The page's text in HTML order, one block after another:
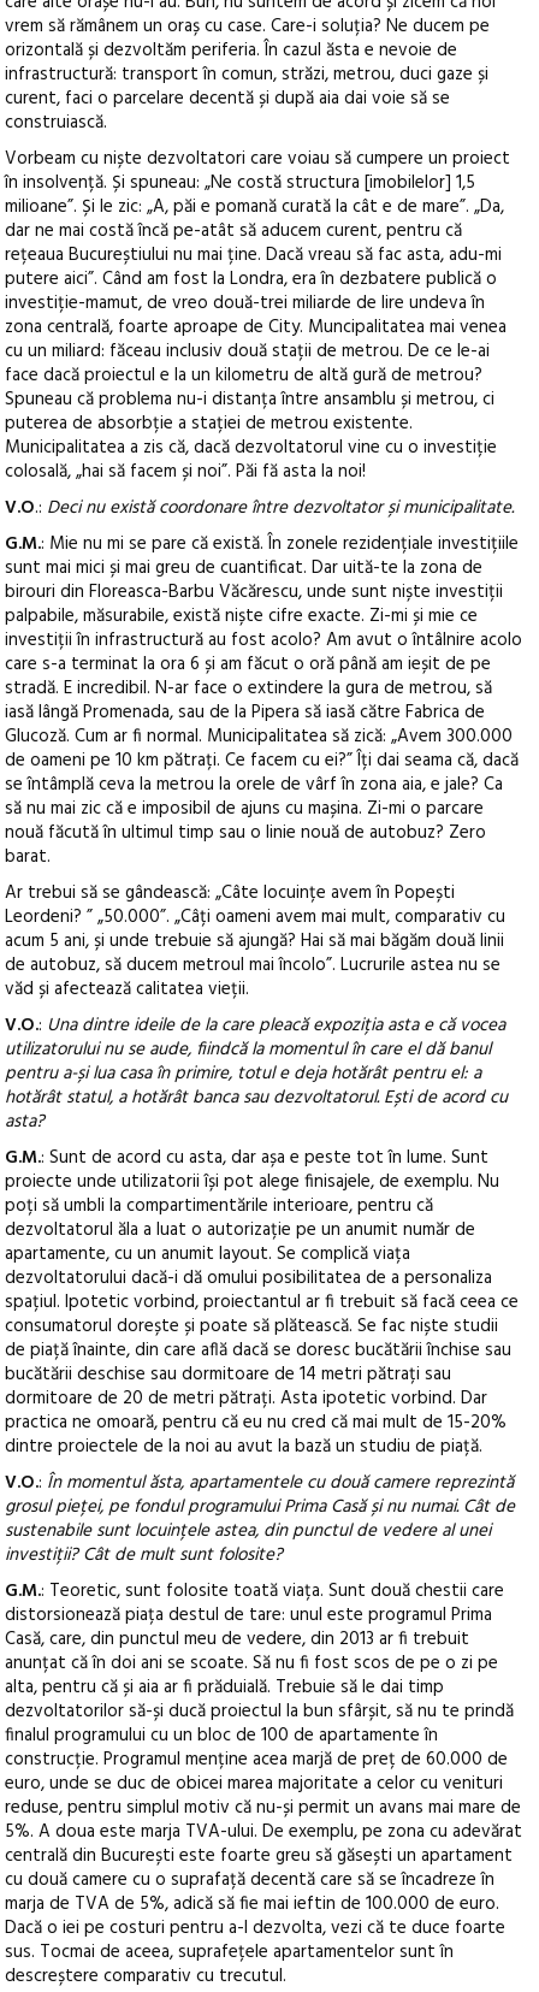
vrem să rămânem un oraș cu case. Care-i soluția? Ne ducem pe
orizontală și dezvoltăm periferia. În cazul ăsta e nevoie de
infrastructură: transport în comun, străzi, metrou, duci gaze și
curent, faci o parcelare decentă și după aia dai voie să se
construiască.
Vorbeam cu niște dezvoltatori care voiau să cumpere un proiect
în insolvență. Și spuneau: „Ne costă structura [imobilelor] 1,5
milioane”. Și le zic: „A, păi e pomană curată la cât e de mare”. „Da,
dar ne mai costă încă pe-atât să aducem curent, pentru că
rețeaua Bucureștiului nu mai ține. Dacă vreau să fac asta, adu-mi
putere aici”. Când am fost la Londra, era în dezbatere publică o
investiție-mamut, de vreo două-trei miliarde de lire undeva în
zona centrală, foarte aproape de City. Muncipalitatea mai venea
cu un miliard: făceau inclusiv două stații de metrou. De ce le-ai
face dacă proiectul e la un kilometru de altă gură de metrou?
Spuneau că problema nu-i distanța între ansamblu și metrou, ci
puterea de absorbție a stației de metrou existente.
Municipalitatea a zis că, dacă dezvoltatorul vine cu o investiție
colosală, „hai să facem și noi”. Păi fă asta la noi!
V.O.: Deci nu există coordonare între dezvoltator și municipalitate.
G.M.: Mie nu mi se pare că există. În zonele rezidențiale investițiile
sunt mai mici și mai greu de cuantificat. Dar uită-te la zona de
birouri din Floreasca-Barbu Văcărescu, unde sunt niște investiții
palpabile, măsurabile, există niște cifre exacte. Zi-mi și mie ce
investiții în infrastructură au fost acolo? Am avut o întâlnire acolo
care s-a terminat la ora 6 și am făcut o oră până am ieșit de pe
stradă. E incredibil. N-ar face o extindere la gura de metrou, să
iasă lângă Promenada, sau de la Pipera să iasă către Fabrica de
Glucoză. Cum ar fi normal. Municipalitatea să zică: „Avem 300.000
de oameni pe 10 km pătrați. Ce facem cu ei?” Îți dai seama că, dacă
se întâmplă ceva la metrou la orele de vârf în zona aia, e jale? Ca
să nu mai zic că e imposibil de ajuns cu mașina. Zi-mi o parcare
nouă făcută în ultimul timp sau o linie nouă de autobuz? Zero
barat.
Ar trebui să se gândească: „Câte locuințe avem în Popești
Leordeni? ” „50.000”. „Câți oameni avem mai mult, comparativ cu
acum 5 ani, și unde trebuie să ajungă? Hai să mai băgăm două linii
de autobuz, să ducem metroul mai încolo”. Lucrurile astea nu se
văd și afectează calitatea vieții.
V.O.: Una dintre ideile de la care pleacă expoziția asta e că vocea
utilizatorului nu se aude, fiindcă la momentul în care el dă banul
pentru a-și lua casa în primire, totul e deja hotărât pentru el: a
hotărât statul, a hotărât banca sau dezvoltatorul. Ești de acord cu
asta?
G.M.: Sunt de acord cu asta, dar așa e peste tot în lume. Sunt
proiecte unde utilizatorii își pot alege finisajele, de exemplu. Nu
poți să umbli la compartimentările interioare, pentru că
dezvoltatorul ăla a luat o autorizație pe un anumit număr de
apartamente, cu un anumit layout. Se complică viața
dezvoltatorului dacă-i dă omului posibilitatea de a personaliza
spațiul. Ipotetic vorbind, proiectantul ar fi trebuit să facă ceea ce
consumatorul dorește și poate să plătească. Se fac niște studii
de piață înainte, din care află dacă se doresc bucătării închise sau
bucătării deschise sau dormitoare de 14 metri pătrați sau
dormitoare de 20 de metri pătrați. Asta ipotetic vorbind. Dar
practica ne omoară, pentru că eu nu cred că mai mult de 15-20%
dintre proiectele de la noi au avut la bază un studiu de piață.
V.O.: În momentul ăsta, apartamentele cu două camere reprezintă
grosul pieței, pe fondul programului Prima Casă și nu numai. Cât de
sustenabile sunt locuințele astea, din punctul de vedere al unei
investiții? Cât de mult sunt folosite?
G.M.: Teoretic, sunt folosite toată viața. Sunt două chestii care
distorsionează piața destul de tare: unul este programul Prima
Casă, care, din punctul meu de vedere, din 2013 ar fi trebuit
anunțat că în doi ani se scoate. Să nu fi fost scos de pe o zi pe
alta, pentru că și aia ar fi prăduială. Trebuie să le dai timp
dezvoltatorilor să-și ducă proiectul la bun sfârșit, să nu te prindă
finalul programului cu un bloc de 100 de apartamente în
construcție. Programul menține acea marjă de preț de 60.000 de
euro, unde se duc de obicei marea majoritate a celor cu venituri
reduse, pentru simplul motiv că nu-și permit un avans mai mare de
5%. A doua este marja TVA-ului. De exemplu, pe zona cu adevărat
centrală din București este foarte greu să găsești un apartament
cu două camere cu o suprafață decentă care să se încadreze în
marja de TVA de 5%, adică să fie mai ieftin de 100.000 de euro.
Dacă o iei pe costuri pentru a-l dezvolta, vezi că te duce foarte
sus. Tocmai de aceea, suprafețele apartamentelor sunt în
descreștere comparativ cu trecutul.